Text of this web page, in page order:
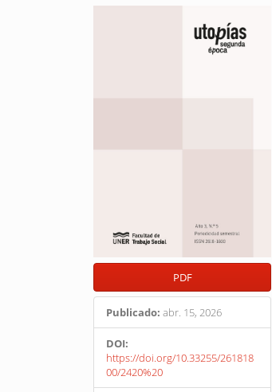
PDF
Publicado: abr. 15, 2026
DOI:
https://doi.org/10.33255/261818
00/2420%20